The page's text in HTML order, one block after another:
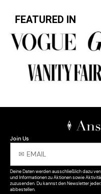
FEATURED IN
Join Us
Deine Daten werden ausschließlich dazu
und Informationen zu Aktionen sowie
zuzusenden. Du kannst den Newsletter
abbestellen.